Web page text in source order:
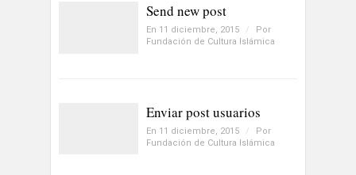
Send new post
En 11 diciembre, 2015 /
Por
Fundación de Cultura Islámica
Enviar post usuarios
En 11 diciembre, 2015 /
Por
Fundación de Cultura Islámica